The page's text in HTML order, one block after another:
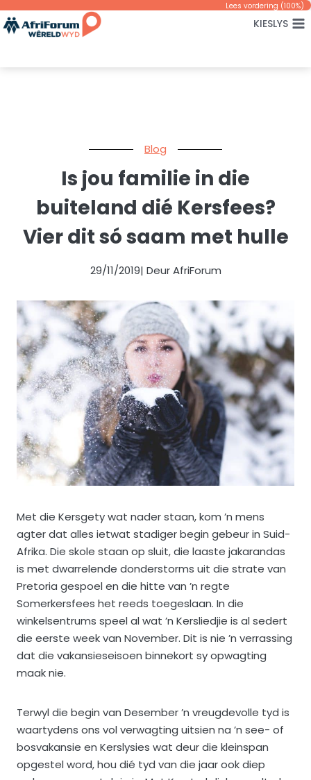
Skip
to
Lees vordering (100%)
KIESLYS
Blog
Is jou familie in die
buiteland dié Kersfees?
Vier dit só saam met hulle
29/11/2019| Deur AfriForum
Met die Kersgety wat nader staan, kom ’n mens
agter dat alles ietwat stadiger begin gebeur in Suid-
Afrika. Die skole staan op sluit, die laaste jakarandas
is met dwarrelende donderstorms uit die strate van
Pretoria gespoel en die hitte van ’n regte
Somerkersfees het reeds toegeslaan. In die
winkelsentrums speel al wat ’n Kersliedjie is al sedert
die eerste week van November. Dit is nie ’n verrassing
dat die vakansieseisoen binnekort sy opwagting
maak nie.
Terwyl die begin van Desember ’n vreugdevolle tyd is
waartydens ons vol verwagting uitsien na ’n see- of
bosvakansie en Kerslysies wat deur die kleinspan
opgestel word, hou dié tyd van die jaar ook diep